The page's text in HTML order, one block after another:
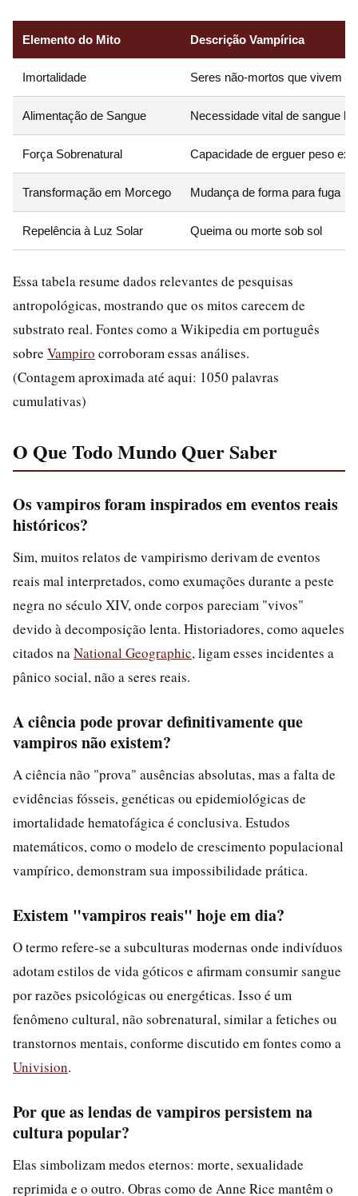
Elemento do Mito Descrição Vampírica
Imortalidade Seres não-mortos que vivem
Alimentação de Sangue Necessidade vital de sangue
Força Sobrenatural Capacidade de erguer peso
Transformação em Morcego Mudança de forma para fuga
Repelência à Luz Solar Queima ou morte sob sol
Essa tabela resume dados relevantes de pesquisas
antropológicas, mostrando que os mitos carecem de
substrato real. Fontes como a Wikipedia em português
sobre Vampiro corroboram essas análises.
(Contagem aproximada até aqui: 1050 palavras
cumulativas)
O Que Todo Mundo Quer Saber
Os vampiros foram inspirados em eventos reais
históricos?
Sim, muitos relatos de vampirismo derivam de eventos
reais mal interpretados, como exumações durante a peste
negra no século XIV, onde corpos pareciam "vivos"
devido à decomposição lenta. Historiadores, como aqueles
citados naNational Geographic, ligam esses incidentes a
pânico social, não a seres reais.
A ciência pode provar definitivamente que
vampiros não existem?
A ciência não "prova" ausências absolutas, mas a falta de
evidências fósseis, genéticas ou epidemiológicas de
imortalidade hematofágica é conclusiva. Estudos
matemáticos, como o modelo de crescimento populacional
vampírico, demonstram sua impossibilidade prática.
Existem "vampiros reais" hoje em dia?
O termo refere-se a subculturas modernas onde indivíduos
adotam estilos de vida góticos e afirmam consumir sangue
por razões psicológicas ou energéticas. Isso é um
fenômeno cultural, não sobrenatural, similar a fetiches ou
transtornos mentais, conforme discutido em fontes como a
Univision.
Por que as lendas de vampiros persistem na
cultura popular?
Elas simbolizam medos eternos: morte, sexualidade
reprimida e o outro. Obras como de Anne Rice mantêm o